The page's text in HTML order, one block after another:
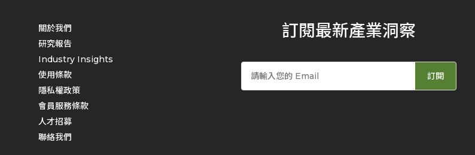
關於我們
研究報告
Industry Insights
使用條款
隱私權政策
會員服務條款
人才招募
聯絡我們
訂閱最新產業洞察
訂閱